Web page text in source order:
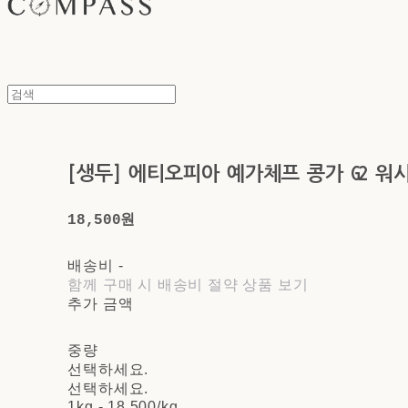
[생두] 에티오피아 예가체프 콩가 G2 워
18,500원
배송비 -
함께 구매 시 배송비 절약 상품 보기
추가 금액
중량
선택하세요.
선택하세요.